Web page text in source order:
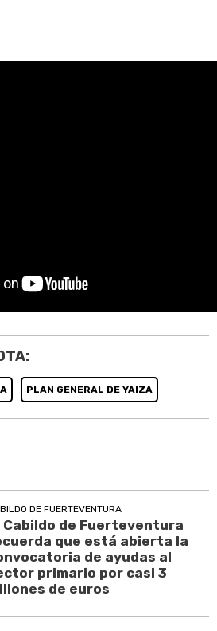
PLAN GENERAL DE YAIZA
DE FUERTEVENTURA
Cabildo de Fuerteventura
que está abierta la
de ayudas al
primario por casi 3
de euros